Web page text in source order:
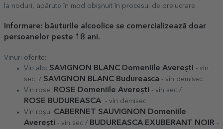
la noduri, apărute în mod obișnuit în procesul de prelucrare.
Informare: băuturile alcoolice se comercializează doar
persoanelor peste 18 ani.
Vinuri oferite:
Vin alb: SAVIGNON BLANC Domeniile Averești - vin
sec / SAVIGNON BLANC Budureasca - vin demisec
Vin rose: ROSE Domeniile Averești - vin sec /
ROSE BUDUREASCA
- vin demisec
Vin roșu: CABERNET SAUVIGNON Domeniile
Averești - vin sec / BUDUREASCA EXUBERANT NOIR -